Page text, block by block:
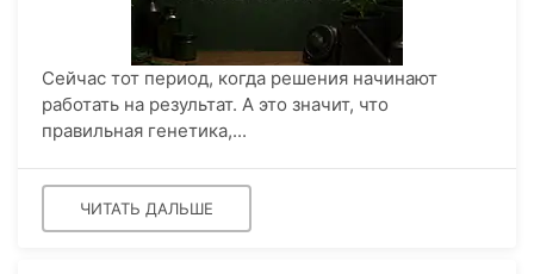
Сейчас тот период, когда решения начинают
работать на результат. А это значит, что
правильная генетика,...
ЧИТАТЬ ДАЛЬШЕ